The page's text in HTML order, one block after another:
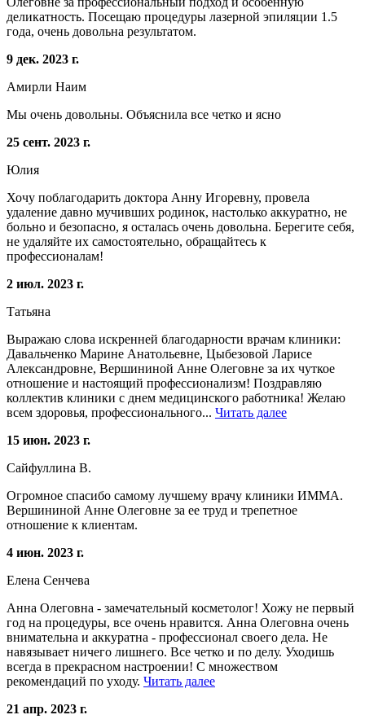
деликатность. Посещаю процедуры лазерной эпиляции 1.5
года, очень довольна результатом.
9 дек. 2023 г.
Амирли Наим
Мы очень довольны. Объяснила все четко и ясно
25 сент. 2023 г.
Юлия
Хочу поблагодарить доктора Анну Игоревну, провела
удаление давно мучивших родинок, настолько аккуратно, не
больно и безопасно, я осталась очень довольна. Берегите себя,
не удаляйте их самостоятельно, обращайтесь к
профессионалам!
2 июл. 2023 г.
Татьяна
Выражаю слова искренней благодарности врачам клиники:
Давальченко Марине Анатольевне, Цыбезовой Ларисе
Александровне, Вершининой Анне Олеговне за их чуткое
отношение и настоящий профессионализм! Поздравляю
коллектив клиники с днем медицинского работника! Желаю
всем здоровья, профессионального... Читать далее
15 июн. 2023 г.
Сайфуллина В.
Огромное спасибо самому лучшему врачу клиники ИММА.
Вершининой Анне Олеговне за ее труд и трепетное
отношение к клиентам.
4 июн. 2023 г.
Елена Сенчева
Анна Олеговна - замечательный косметолог! Хожу не первый
год на процедуры, все очень нравится. Анна Олеговна очень
внимательна и аккуратна - профессионал своего дела. Не
навязывает ничего лишнего. Все четко и по делу. Уходишь
всегда в прекрасном настроении! С множеством
рекомендаций по уходу. Читать далее
21 апр. 2023 г.